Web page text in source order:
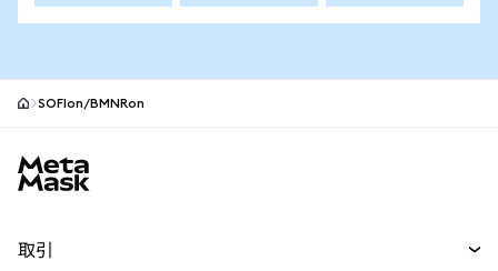
SOFIon/BMNRon
取引